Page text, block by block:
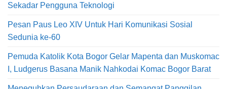
Sekadar Pengguna Teknologi
Pesan Paus Leo XIV Untuk Hari Komunikasi Sosial
Sedunia ke-60
Pemuda Katolik Kota Bogor Gelar Mapenta dan Muskomac
I, Ludgerus Basana Manik Nahkodai Komac Bogor Barat